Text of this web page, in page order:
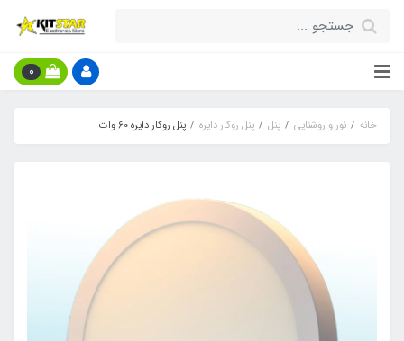
0
خانه نور و روشنایی پنل پنل روکار دایره پنل روکار دایره 60 وات